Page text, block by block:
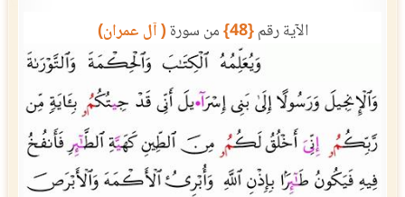
الآية رقم{48} من سورة( آل عمران)